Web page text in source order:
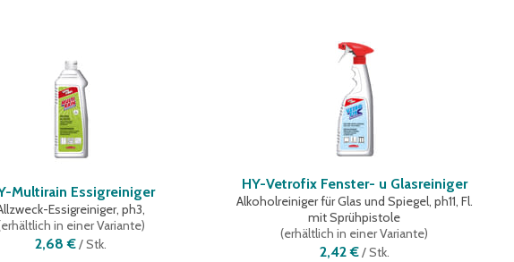
Multirain Essigreiniger
Essigreiniger, ph3,
erhältlich in einer Variante)
2,68 €/Stk.
HY-Vetrofix Fenster- u Glasreiniger
Alkoholreiniger für Glas und Spiegel, ph11, Fl.
mit Sprühpistole
(erhältlich in einer Variante)
2,42 €/Stk.